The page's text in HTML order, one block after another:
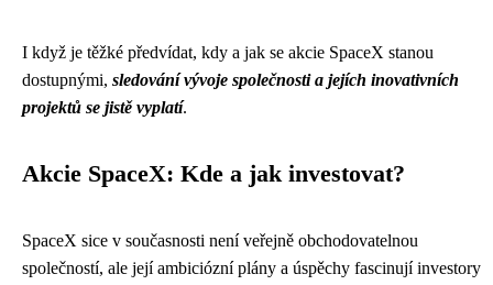
I když je těžké předvídat, kdy a jak se akcie SpaceX stanou
dostupnými, sledování vývoje společnosti a jejích inovativních
projektů se jistě vyplatí.
Akcie SpaceX: Kde a jak investovat?
SpaceX sice v současnosti není veřejně obchodovatelnou
společností, ale její ambiciózní plány a úspěchy fascinují investory